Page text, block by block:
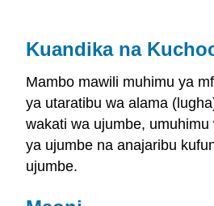
Kuandika na
Mambo mawili muhimu ya
ya utaratibu wa alama
wakati wa ujumbe,
ya ujumbe na anajaribu
ujumbe.